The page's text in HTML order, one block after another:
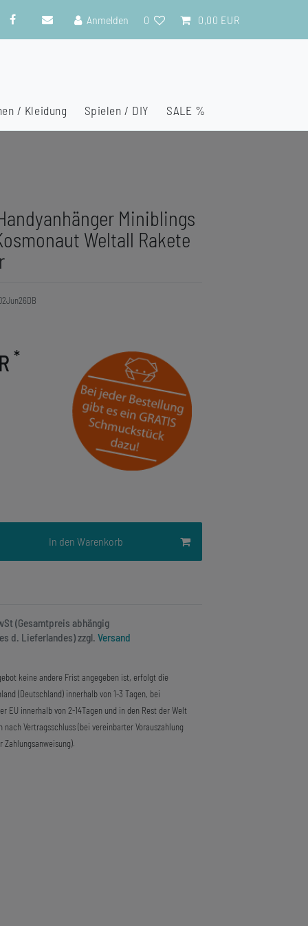
Anmelden 0 0,00 EUR
/ Kleidung Spielen / DIY SALE %
Miniblings
Weltall Rakete
*
In den Warenkorb
(Gesamtpreis abhängig
d. Lieferlandes) zzgl. Versand
keine andere Frist angegeben ist, erfolgt die
(Deutschland) innerhalb von 1-3 Tagen, bei
EU innerhalb von 2-14Tagen und in den Rest der Welt
nach Vertragsschluss (bei vereinbarter Vorauszahlung